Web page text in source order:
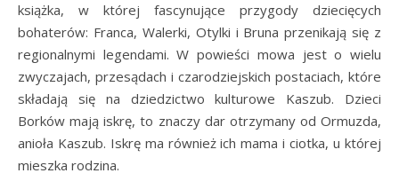
książka, w której fascynujące przygody dziecięcych
bohaterów: Franca, Walerki, Otylki i Bruna przenikają się z
regionalnymi legendami. W powieści mowa jest o wielu
zwyczajach, przesądach i czarodziejskich postaciach, które
składają się na dziedzictwo kulturowe Kaszub. Dzieci
Borków mają iskrę, to znaczy dar otrzymany od Ormuzda,
anioła Kaszub. Iskrę ma również ich mama i ciotka, u której
mieszka rodzina.